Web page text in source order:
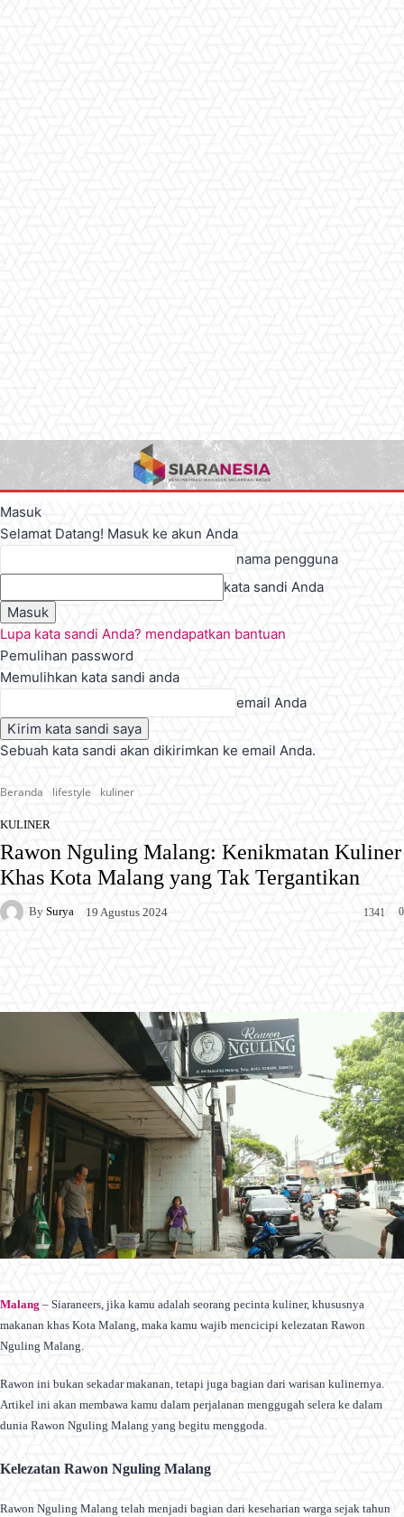
Masuk
Selamat Datang! Masuk ke akun Anda
nama pengguna
kata sandi Anda
Lupa kata sandi Anda? mendapatkan bantuan
Pemulihan password
Memulihkan kata sandi anda
email Anda
Sebuah kata sandi akan dikirimkan ke email Anda.
Beranda lifestyle kuliner
KULINER
Rawon Nguling Malang: Kenikmatan Kuliner
Khas Kota Malang yang Tak Tergantikan
By Surya 19 Agustus 2024 0
1341
Malang – Siaraneers, jika kamu adalah seorang pecinta kuliner, khususnya
makanan khas Kota Malang, maka kamu wajib mencicipi kelezatan Rawon
Nguling Malang.
Rawon ini bukan sekadar makanan, tetapi juga bagian dari warisan kulinernya.
Artikel ini akan membawa kamu dalam perjalanan menggugah selera ke dalam
dunia Rawon Nguling Malang yang begitu menggoda.
Kelezatan Rawon Nguling Malang
Rawon Nguling Malang telah menjadi bagian dari keseharian warga sejak tahun